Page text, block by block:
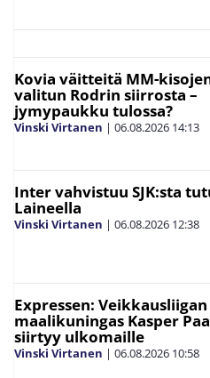
Kovia väitteitä MM-
valitun Rodrin siirrosta –
jymypaukku tulossa?
Vinski Virtanen | 06.08.2026 14:13
Inter vahvistuu SJK:sta
Laineella
Vinski Virtanen | 06.08.2026 12:38
Expressen: Veikkausliigan
maalikuningas Kasper
siirtyy ulkomaille
Vinski Virtanen | 06.08.2026 10:58